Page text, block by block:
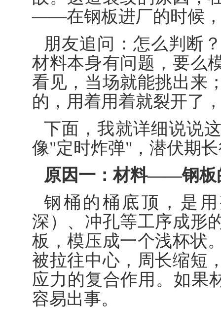
——在钢板进厂的时候
朋友追问：怎么判断
材料本身有问题，要么
看见，当场就能挑出来
的，用着用着就裂开了
下面，我就详细说说
像"定时炸弹"，潜伏期
原因一：材料——钢板
钢桶的桶底顶，是
深）、冲孔等工序成形
板，模压成一个浅杯状
被拉往中心，周长缩短
应力的复合作用。如果
容易出事。